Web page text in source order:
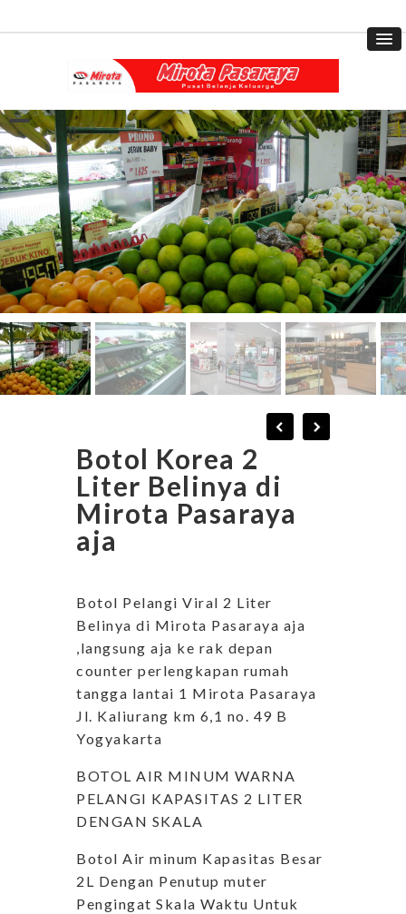
Botol Korea 2
Liter Belinya di
Mirota Pasaraya
aja
Botol Pelangi Viral 2 Liter
Belinya di Mirota Pasaraya aja
,langsung aja ke rak depan
counter perlengkapan rumah
tangga lantai 1 Mirota Pasaraya
Jl. Kaliurang km 6,1 no. 49 B
Yogyakarta
BOTOL AIR MINUM WARNA
PELANGI KAPASITAS 2 LITER
DENGAN SKALA
Botol Air minum Kapasitas Besar
2L Dengan Penutup muter
Pengingat Skala Waktu Untuk